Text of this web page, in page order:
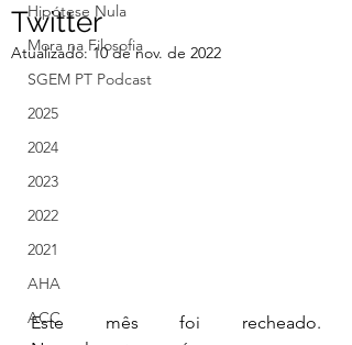
Hipótese Nula
Mora na Filosofia
SGEM PT Podcast
2025
2024
2023
2022
2021
AHA
ACC
Twitter
Atualizado:10 de nov. de 2022
Este mês foi recheado.